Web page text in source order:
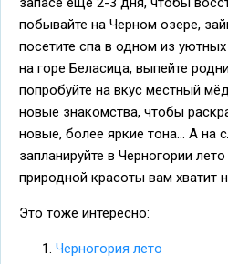
побывайте на Черном озере,
посетите спа в одном из
на горе Беласица, выпейте
попробуйте на вкус местный
новые знакомства, чтобы
новые, более яркие тона... А на
запланируйте в Черногории
природной красоты вам хватит
Это тоже интересно:
Черногория лето